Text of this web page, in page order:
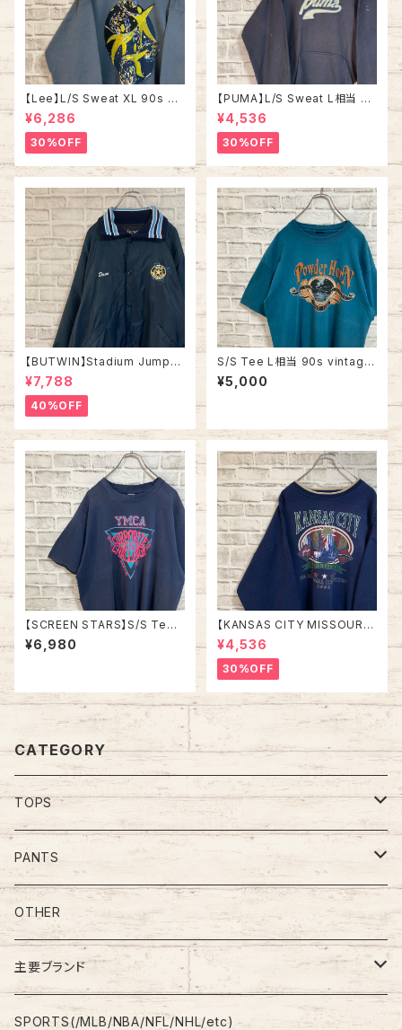
【Lee】L/S Sweat XL 90s M
ade in USA 企業モノ アート系
スウェット トレーナー USA製 ア
ートプリント 肉厚 アメリカ USA
古着
¥6,286
30%OFF
【PUMA】L/S Sweat L相当 M
ade in BULGARIA プーマ ス
ウェット トレーナー ブルガリア
製 ユーロ ヨーロッパ 古着
¥4,536
30%OFF
【BUTWIN】Stadium Jumper
XL相当 80s “STATE MECHA
NICAL” Made in USA ナイロ
ン スタジャン スタジアムジャン
パー USA製 企業モノ 刺繍ロゴ
リブライン アウター アメリカ U
SA 古着
¥7,788
40%OFF
S/S Tee L相当 90s vintage
“BOZE MAN” スーベニア Tシ
ャツ フィッシング 釣り シングル
¥5,000
【SCREEN STARS】S/S Tee
XL 90s Made in USA vintag
e “YMCA” Tee バックプリント
カ USA レトロ 古着
¥6,980
【KANSAS CITY MISSOURI】
L/S Sweat/Trainer XXL 90s
スウェット トレーナー 教育団体
カンザスシティ ミズーリ州 USA
規格 アメリカ USA 古着
¥4,536
30%OFF
CATEGORY
TOPS
Tee
S/L Tee
Polo Shirt
Shirt
L/S
Sweatshirt
PANTS
Jeans/Denim
Work Pants
Shorts
OTHER
主要ブランド
adidas
SPORTS(/MLB/NBA/NFL/NHL/etc)